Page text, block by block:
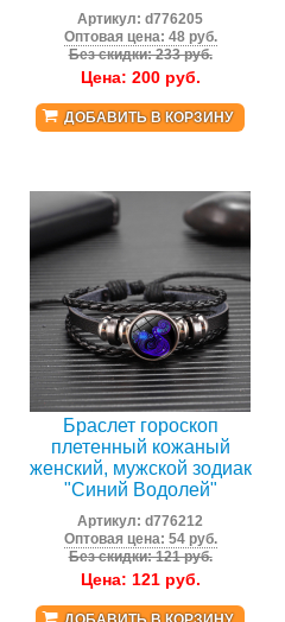
Артикул:d776205
Оптовая цена: 48 руб.
Без скидки: 233 руб.
Цена: 200руб.
ДОБАВИТЬ В КОРЗИНУ
Браслет гороскоп
плетенный кожаный
женский, мужской зодиак
"Синий Водолей"
Артикул:d776212
Оптовая цена: 54 руб.
Без скидки: 121 руб.
Цена: 121руб.